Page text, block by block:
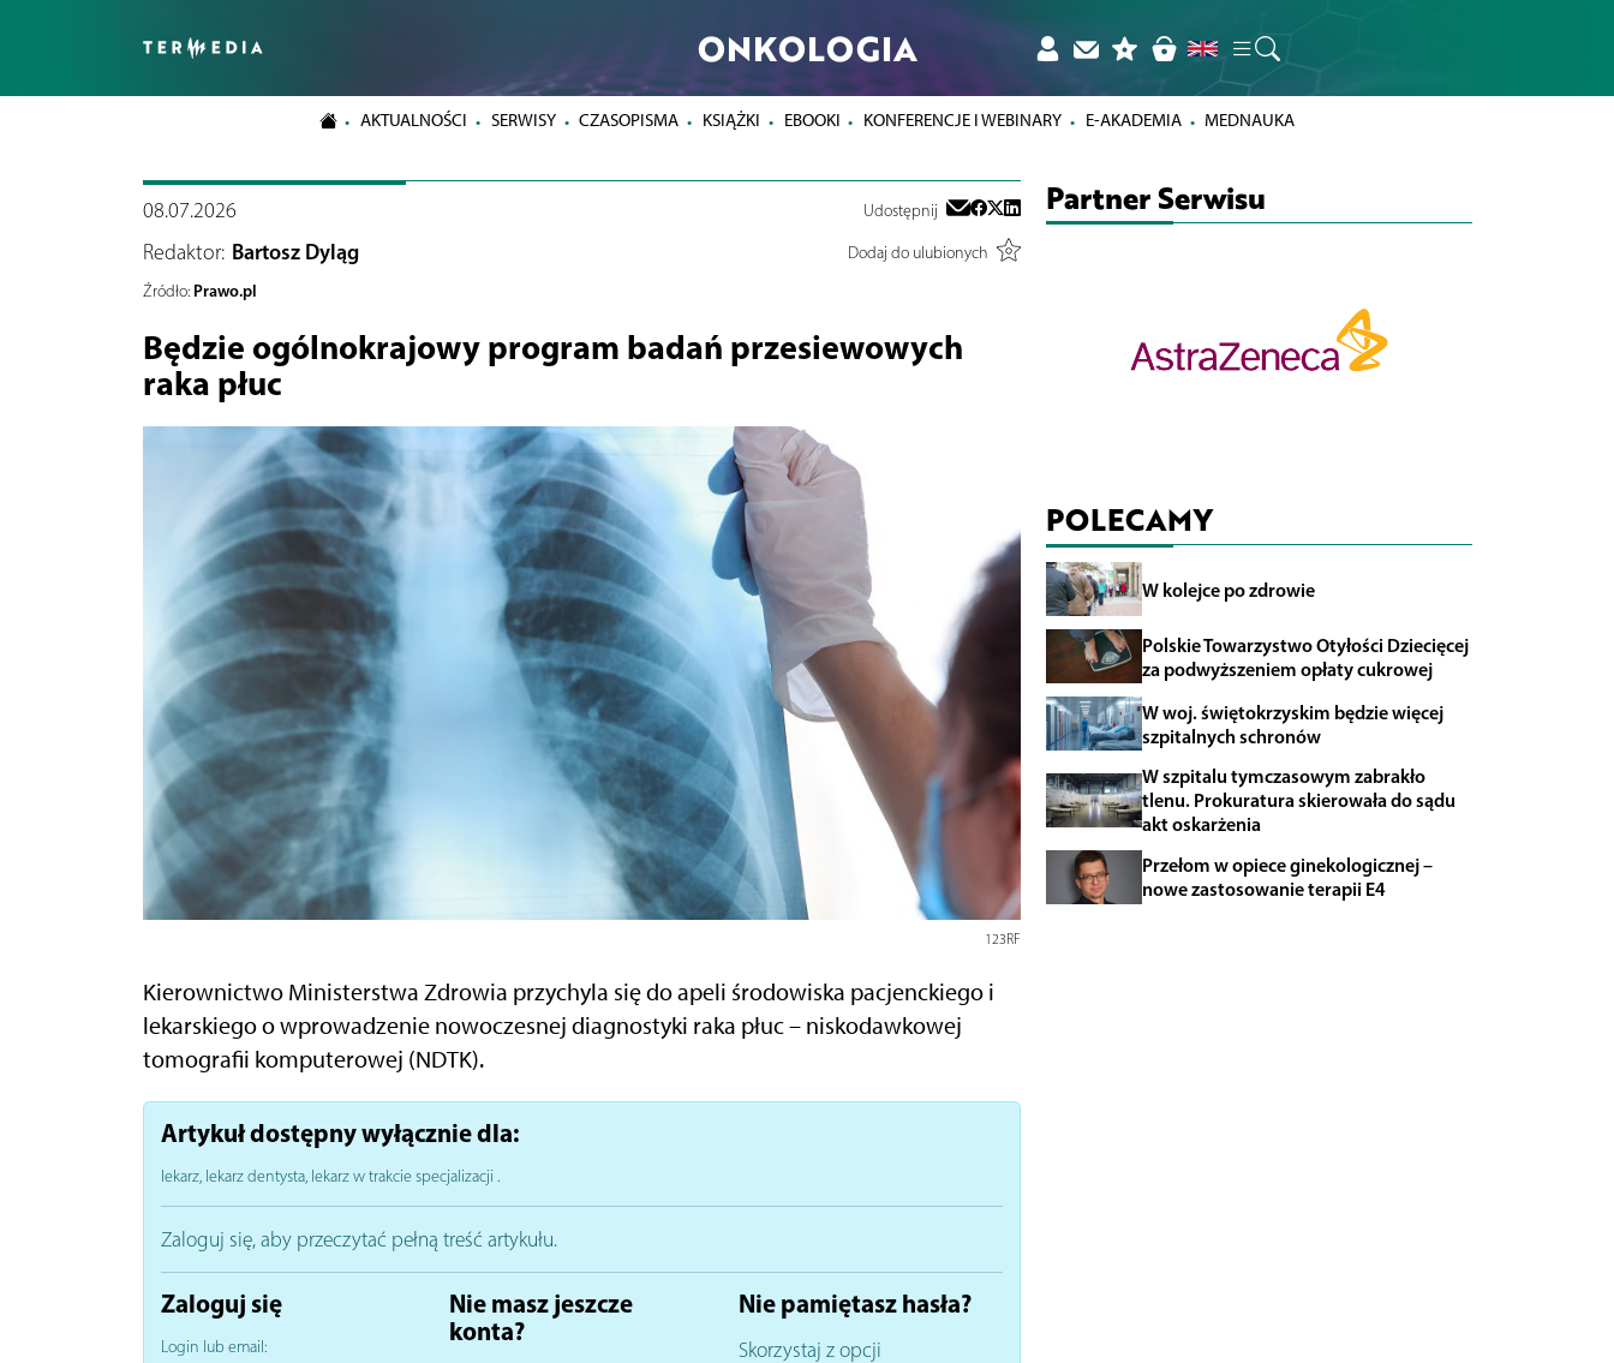
ONKOLOGIA
AKTUALNOŚCI SERWISY CZASOPISMA KSIĄŻKI EBOOKI KONFERENCJE I WEBINARY E-AKADEMIA MEDNAUKA
08.07.2026 Udostępnij
Redaktor: Bartosz Dyląg
Dodaj do ulubionych
Źródło: Prawo.pl
Będzie ogólnokrajowy program badań przesiewowych
raka płuc
123RF
Kierownictwo Ministerstwa Zdrowia przychyla się do apeli środowiska pacjenckiego i
lekarskiego o wprowadzenie nowoczesnej diagnostyki raka płuc – niskodawkowej
tomografii komputerowej (NDTK).
Artykuł dostępny wyłącznie dla:
lekarz, lekarz dentysta, lekarz w trakcie specjalizacji .
Zaloguj się, aby przeczytać pełną treść artykułu.
Zaloguj się
Login lub email:
Nie masz jeszcze
konta?
Nie pamiętasz hasła?
Skorzystaj z opcji
Partner Serwisu
POLECAMY
W kolejce po zdrowie
Polskie Towarzystwo Otyłości Dziecięcej
za podwyższeniem opłaty cukrowej
W woj. świętokrzyskim będzie więcej
szpitalnych schronów
W szpitalu tymczasowym zabrakło
tlenu. Prokuratura skierowała do sądu
akt oskarżenia
Przełom w opiece ginekologicznej –
nowe zastosowanie terapii E4